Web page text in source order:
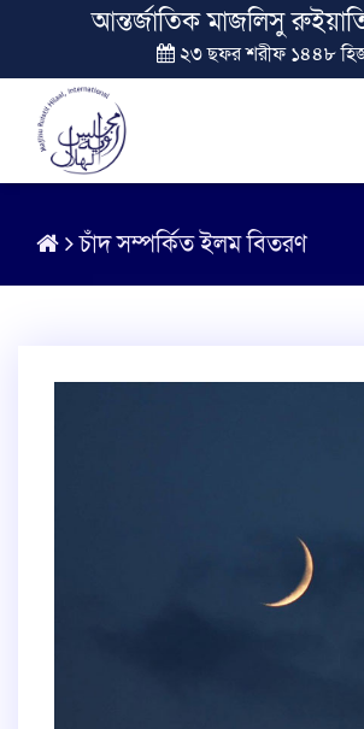
আন্তর্জাতিক মাজলিসু
২৩ ছফর শরীফ ১৪৪৮
চাঁদ সম্পর্কিত ইলম বিতরণ